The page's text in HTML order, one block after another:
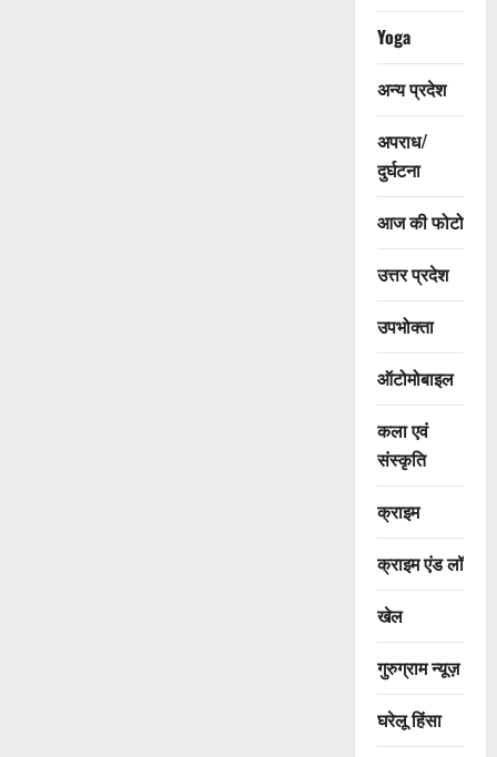
Yoga
अन्य प्रदेश
अपराध/
दुर्घटना
आज की फोटो
उत्तर प्रदेश
उपभोक्ता
ऑटोमोबाइल
कला एवं
संस्कृति
क्राइम
क्राइम एंड लॉ
खेल
गुरुग्राम न्यूज़
घरेलू हिंसा